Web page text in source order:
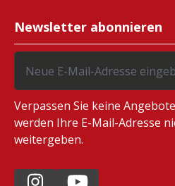
Newsletter abonnieren
Verpassen Sie keine
werden Ihre E-Mail-Adresse
weitergeben.